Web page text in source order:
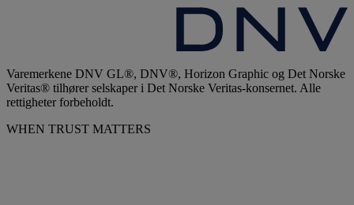
Varemerkene DNV GL®, DNV®, Horizon Graphic og Det Norske
Veritas® tilhører selskaper i Det Norske Veritas-konsernet. Alle
rettigheter forbeholdt.
WHEN TRUST MATTERS